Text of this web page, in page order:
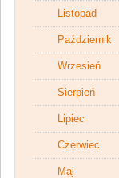
Listopad
Październik
Wrzesień
Sierpień
Lipiec
Czerwiec
Maj